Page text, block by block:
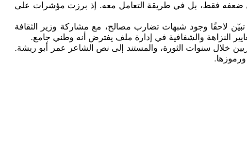
ضعفه فقط، بل في طريقة التعامل معه. إذ برزت مؤشرات على
لاحقًا وجود شبهات تضارب مصالح، مع مشاركة وزير الثقافة
النزاهة والشفافية في إدارة ملف يفترض أنه وطني جامع.
خلال سنوات الثورة، والمستند إلى نص الشاعر عمر أبو ريشة.